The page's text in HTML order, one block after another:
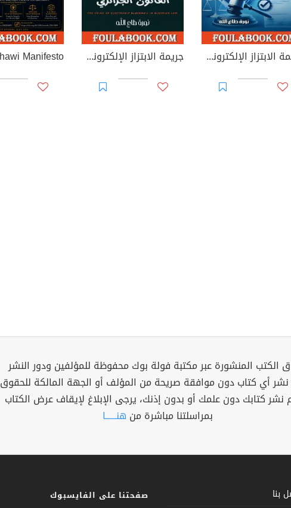
جريمة الابتزاز الإلكتروني في القوانين العربية جريمة الابتزاز الإلكتروني في القانون الجزائري
الكتب المنشورة عبر مكتبة فولة بوك محفوظة للمؤلفين ودور النشر
نشر أي كتاب دون موافقة صريحة من المؤلف أو الجهة المالكة للحقوق
نشر كتابك دون علمك أو بدون إذنك، يرجى الإبلاغ لإيقاف عرض الكتاب
بمراسلتنا مباشرة من هنــــــا
بنا صفحتنا على الفايسبوك